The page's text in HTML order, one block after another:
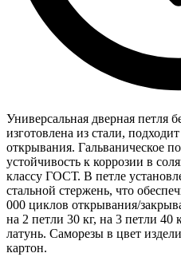
Универсальная дверная петля
изготовлена из стали,
открывания. Гальваническое
устойчивость к коррозии в
классу ГОСТ. В петле
стальной стержень, что
000 циклов открывания/
на 2 петли 30 кг, на 3 петли 40
латунь. Саморезы в цвет
картон.